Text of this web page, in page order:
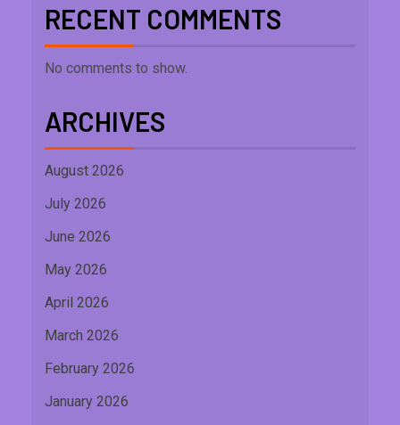
RECENT COMMENTS
No comments to show.
ARCHIVES
August 2026
July 2026
June 2026
May 2026
April 2026
March 2026
February 2026
January 2026